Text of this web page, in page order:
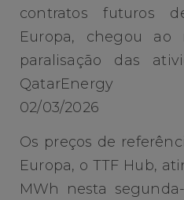
contratos futuros
Europa, chegou
paralisação das
QatarEnergy
02/03/2026
Os preços de
Europa, o TTF Hub,
MWh nesta